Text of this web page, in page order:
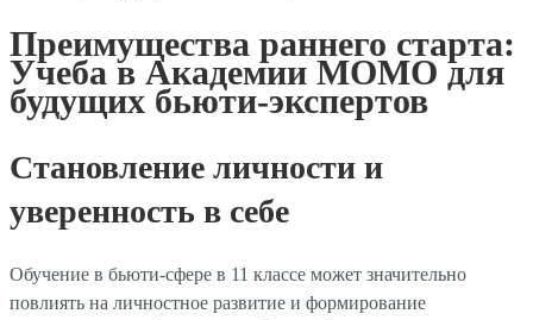
Преимущества раннего старта:
Учеба в Академии МОМО для
будущих бьюти-экспертов
Становление личности и
уверенность в себе
Обучение в бьюти-сфере в 11 классе может значительно
повлиять на личностное развитие и формирование